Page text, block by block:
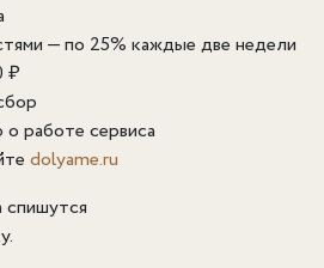
— по 25% каждые две недели
₽
работе сервиса
dolyame.ru